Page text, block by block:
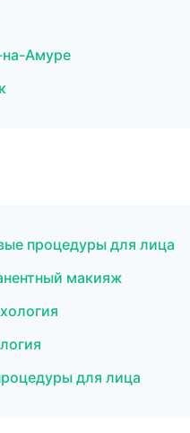
Амуре
процедуры для лица
макияж
для лица